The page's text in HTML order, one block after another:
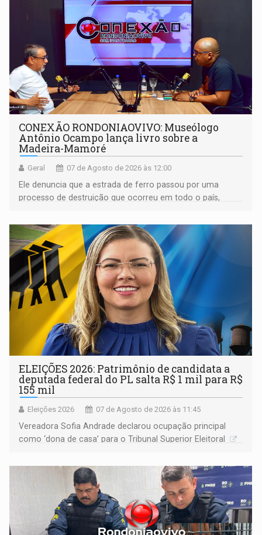
CONEXÃO RONDONIAOVIVO: Museólogo
Antônio Ocampo lança livro sobre a
Madeira-Mamoré
Geral 07 de Agosto de 2026 às 12:00
Ele denuncia que a estrada de ferro passou por uma
processo de destruição que ocorreu em todo o país,
ELEIÇÕES 2026: Patrimônio de candidata a
deputada federal do PL salta R$ 1 mil para R$
155 mil
Eleições 2026 07 de Agosto de 2026 às 11:45
Vereadora Sofia Andrade declarou ocupação principal
como ‘dona de casa’ para o Tribunal Superior Eleitoral